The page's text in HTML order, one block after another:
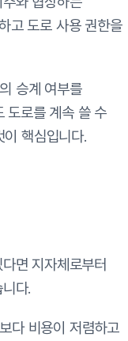
고 도로 사용 권한을
승계 여부를
도로를 계속 쓸 수
핵심입니다.
면 지자체로부터
다.
다 비용이 저렴하고